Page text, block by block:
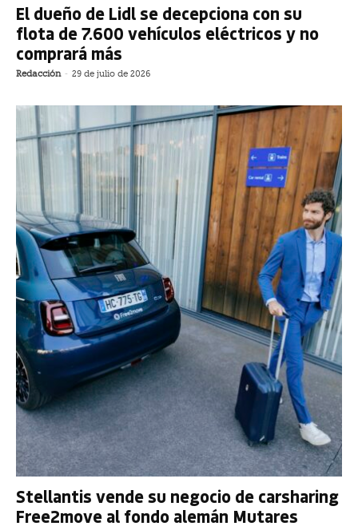
El dueño de Lidl se decepciona con su
flota de 7.600 vehículos eléctricos y no
comprará más
Redacción - 29 de julio de 2026
Stellantis vende su negocio de carsharing
Free2move al fondo alemán Mutares